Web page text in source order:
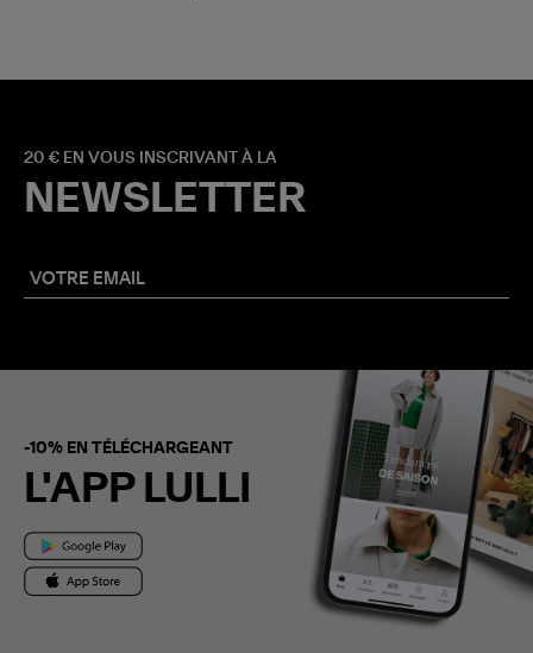
20 € EN VOUS INSCRIVANT À LA
NEWSLETTER
-10% EN TÉLÉCHARGEANT
L'APP LULLI